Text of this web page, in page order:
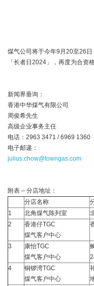
煤气公司将于今年9月20至26
「长者日2024」，再度为合资
新闻界垂询：
香港中华煤气有限公
周俊希先生
高级企业事务主任
电话：2963 3471 / 6969 1360
电子邮递：
julius.chow@towngas.com
附表 – 分店地址：
分店名称
1
北角煤气陈列室
2
香港仔TGC
煤气客户中心
3
康怡TGC
煤气客户中心
4
铜锣湾TGC
煤气客户中心